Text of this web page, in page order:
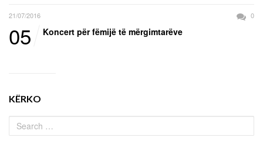
21/07/2016 0
05 Koncert për fëmijë të mërgimtarëve
KËRKO